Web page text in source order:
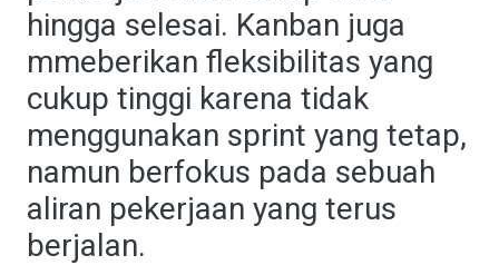
hingga selesai. Kanban juga
mmeberikan fleksibilitas yang
cukup tinggi karena tidak
menggunakan sprint yang tetap,
namun berfokus pada sebuah
aliran pekerjaan yang terus
berjalan.